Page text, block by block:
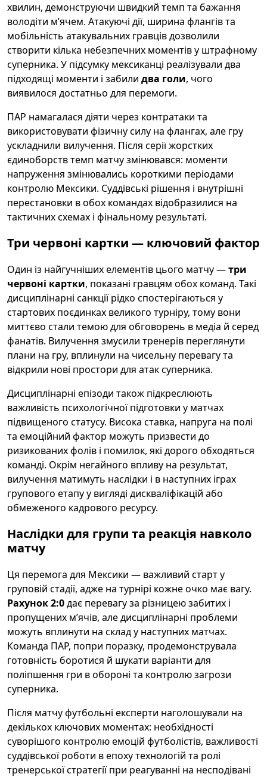
хвилин, демонструючи швидкий темп та бажання
володіти м’ячем. Атакуючі дії, ширина флангів та
мобільність атакувальних гравців дозволили
створити кілька небезпечних моментів у штрафному
суперника. У підсумку мексиканці реалізували два
підходящі моменти і забили два голи, чого
виявилося достатньо для перемоги.
ПАР намагалася діяти через контратаки та
використовувати фізичну силу на флангах, але гру
ускладнили вилучення. Після серії жорстких
єдиноборств темп матчу змінювався: моменти
напруження змінювались короткими періодами
контролю Мексики. Суддівські рішення і внутрішні
перестановки в обох командах відобразилися на
тактичних схемах і фінальному результаті.
Три червоні картки — ключовий фактор
Один із найгучніших елементів цього матчу —три
червоні картки, показані гравцям обох команд. Такі
дисциплінарні санкції рідко спостерігаються у
стартових поєдинках великого турніру, тому вони
миттєво стали темою для обговорень в медіа й серед
фанатів. Вилучення змусили тренерів переглянути
плани на гру, вплинули на чисельну перевагу та
відкрили нові простори для атак суперника.
Дисциплінарні епізоди також підкреслюють
важливість психологічної підготовки у матчах
підвищеного статусу. Висока ставка, напруга на полі
та емоційний фактор можуть призвести до
ризикованих фолів і помилок, які дорого обходяться
команді. Окрім негайного впливу на результат,
вилучення матимуть наслідки і в наступних іграх
групового етапу у вигляді дискваліфікацій або
обмеженого кадрового ресурсу.
Наслідки для групи та реакція навколо
матчу
Ця перемога для Мексики — важливий старт у
груповій стадії, адже на турнірі кожне очко має вагу.
Рахунок 2:0дає перевагу за різницею забитих і
пропущених м’ячів, але дисциплінарні проблеми
можуть вплинути на склад у наступних матчах.
Команда ПАР, попри поразку, продемонструвала
готовність боротися й шукати варіанти для
поліпшення гри в обороні та контролю загрози
суперника.
Після матчу футбольні експерти наголошували на
декількох ключових моментах: необхідності
суворішого контролю емоцій футболістів, важливості
суддівської роботи в епоху технологій та ролі
тренерської стратегії при реагуванні на несподівані